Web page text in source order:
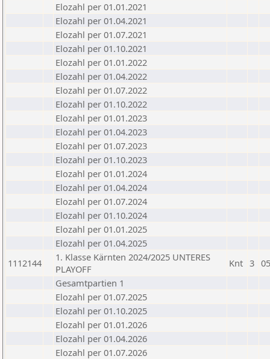
Elozahl per 01.01.2021
Elozahl per 01.04.2021
Elozahl per 01.07.2021
Elozahl per 01.10.2021
Elozahl per 01.01.2022
Elozahl per 01.04.2022
Elozahl per 01.07.2022
Elozahl per 01.10.2022
Elozahl per 01.01.2023
Elozahl per 01.04.2023
Elozahl per 01.07.2023
Elozahl per 01.10.2023
Elozahl per 01.01.2024
Elozahl per 01.04.2024
Elozahl per 01.07.2024
Elozahl per 01.10.2024
Elozahl per 01.01.2025
Elozahl per 01.04.2025
1112144
1. Klasse Kärnten 2024/2025 UNTERES
PLAYOFF
Knt 3
Gesamtpartien 1
Elozahl per 01.07.2025
Elozahl per 01.10.2025
Elozahl per 01.01.2026
Elozahl per 01.04.2026
Elozahl per 01.07.2026